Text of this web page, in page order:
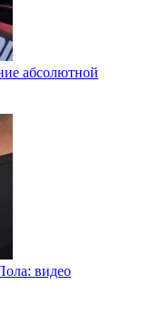
абсолютной
видео